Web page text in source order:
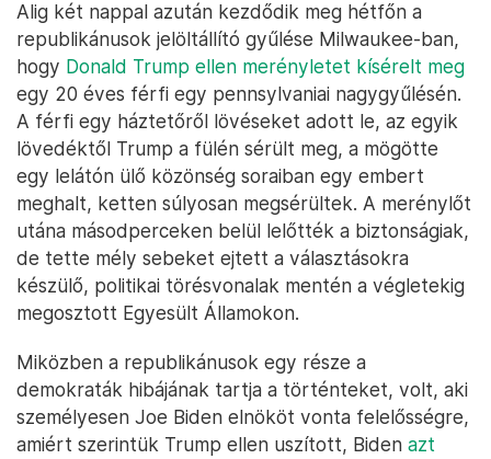
Alig két nappal azután kezdődik meg hétfőn a
republikánusok jelöltállító gyűlése Milwaukee-ban,
hogy Donald Trump ellen merényletet kísérelt meg
egy 20 éves férfi egy pennsylvaniai nagygyűlésén.
A férfi egy háztetőről lövéseket adott le, az egyik
lövedéktől Trump a fülén sérült meg, a mögötte
egy lelátón ülő közönség soraiban egy embert
meghalt, ketten súlyosan megsérültek. A merénylőt
utána másodperceken belül lelőtték a biztonságiak,
de tette mély sebeket ejtett a választásokra
készülő, politikai törésvonalak mentén a végletekig
megosztott Egyesült Államokon.
Miközben a republikánusok egy része a
demokraták hibájának tartja a történteket, volt, aki
személyesen Joe Biden elnököt vonta felelősségre,
amiért szerintük Trump ellen uszított, Biden azt